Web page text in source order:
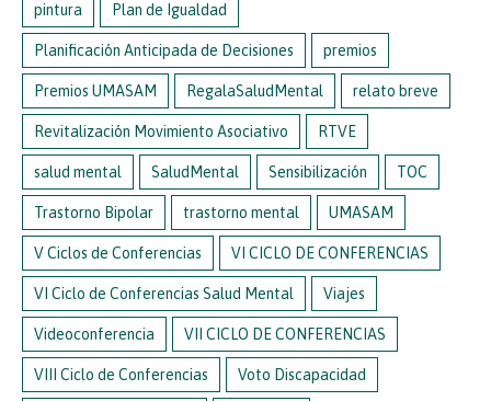
pintura Plan de Igualdad
Planificación Anticipada de Decisiones premios
Premios UMASAM RegalaSaludMental relato breve
Revitalización Movimiento Asociativo RTVE
salud mental SaludMental Sensibilización TOC
Trastorno Bipolar trastorno mental UMASAM
V Ciclos de Conferencias VI CICLO DE CONFERENCIAS
VI Ciclo de Conferencias Salud Mental Viajes
Videoconferencia VII CICLO DE CONFERENCIAS
VIII Ciclo de Conferencias Voto Discapacidad